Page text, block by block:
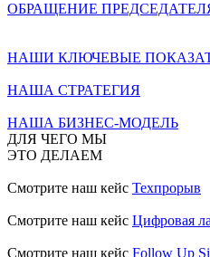
ОБРАЩЕНИЕ
НАШИ КЛЮЧЕВЫЕ
НАША СТРАТЕГИЯ
НАША БИЗНЕС-МОДЕЛЬ
ДЛЯ ЧЕГО МЫ
ЭТО ДЕЛАЕМ
Смотрите наш кейс Техпрорыв
Смотрите наш кейс Цифровая
Смотрите наш кейс Follow Up